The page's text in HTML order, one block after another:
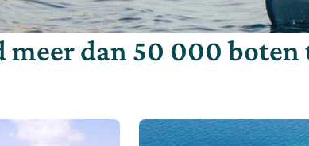
meer dan 50 000 boten